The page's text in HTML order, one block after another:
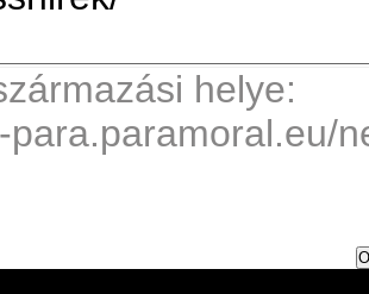
helye:
para.paramoral.eu/